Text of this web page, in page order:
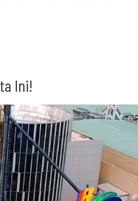
Ini!